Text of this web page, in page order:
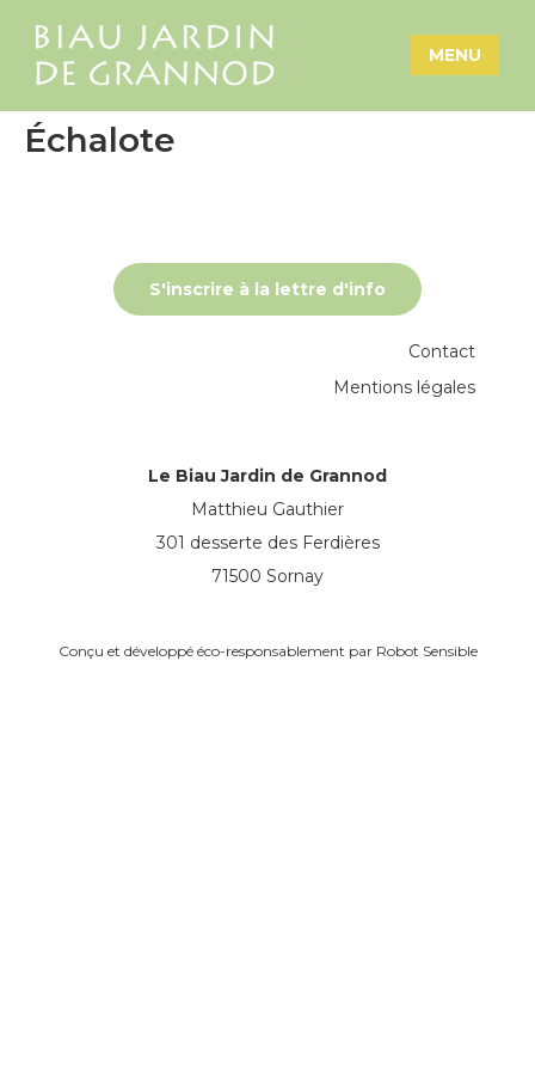
MENU
Échalote
Le Biau Jardin de Grannod
Matthieu Gauthier
301 desserte des Ferdières
71500 Sornay
S'inscrire à la lettre d'info
Contact
Mentions légales
Conçu et développé éco-responsablement par Robot Sensible